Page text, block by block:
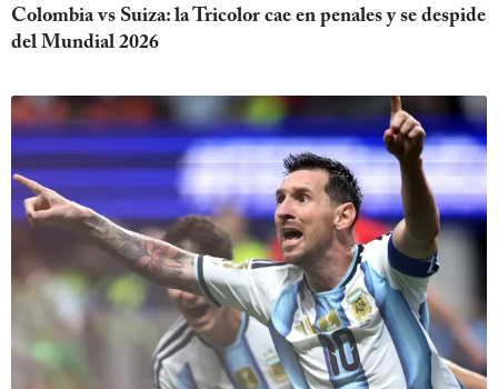
Colombia vs Suiza: la Tricolor cae en penales y se despide
del Mundial 2026